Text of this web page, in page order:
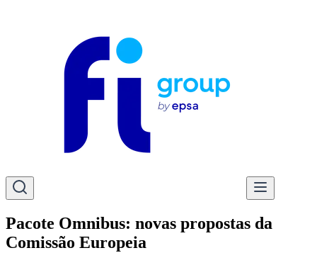
Pacote Omnibus: novas propostas da
Comissão Europeia